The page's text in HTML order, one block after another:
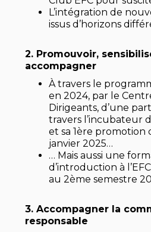
L’intégration de
issus d’horizons
2. Promouvoir,
accompagner
À travers le
en 2024, par le
Dirigeants, d’une
travers l’incubateur
et sa 1ère promotion
janvier 2025…
… Mais aussi une
d’introduction à
au 2ème semestre
3. Accompagner la
responsable